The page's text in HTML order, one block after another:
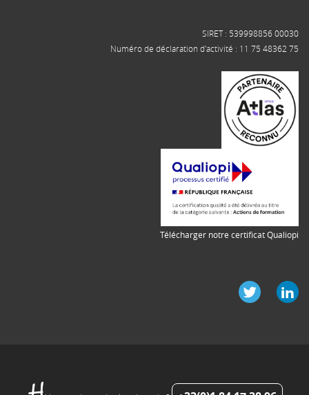
SIRET : 539998856 00030
Numéro de déclaration d'activité : 11 75 48362 75
Télécharger notre certificat Qualiopi